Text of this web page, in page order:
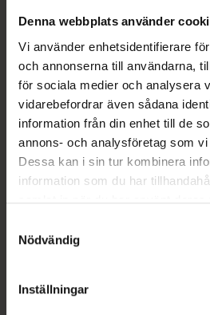
Denna webbplats använder
Vi använder enhetsidentifierare
och annonserna till användarna,
för sociala medier och analysera
vidarebefordrar även sådana
information från din enhet till de
annons- och analysföretag som
Dessa kan i sin tur kombinera
information som du har
samlat in när du har använt
återkalla ditt samtycke via
cookieinställningar. Ett återkallat
lagligheten av behandling som
Nödvändig
Inställningar
Aktuella erbjudanden
Beskrivning
Läs alltid
användning.
EAN:07613421040970
Bipacksedel från FASS